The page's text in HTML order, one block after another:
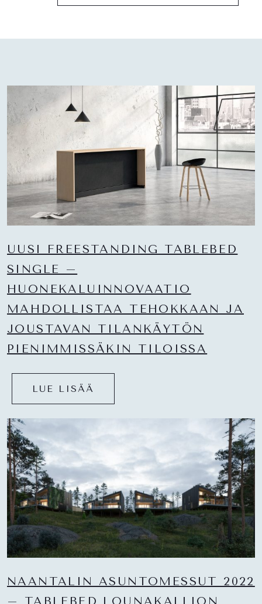
UUSI FREESTANDING TABLEBED
SINGLE –
HUONEKALUINNOVAATIO
MAHDOLLISTAA TEHOKKAAN JA
JOUSTAVAN TILANKÄYTÖN
PIENIMMISSÄKIN TILOISSA
LUE LISÄÄ
NAANTALIN ASUNTOMESSUT 2022